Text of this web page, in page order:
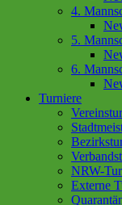
4.
5.
6.
Turniere
NRW-
Externe